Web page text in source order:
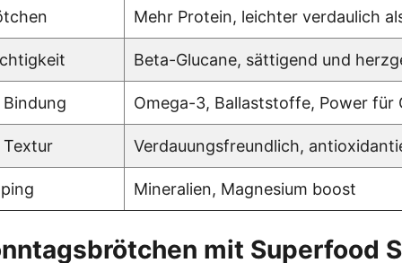
Mehr Protein, leichter verdaulich
Beta-Glucane, sättigend und
Omega-3, Ballaststoffe, Power für
Textur Verdauungsfreundlich,
Mineralien, Magnesium boost
mit Superfood